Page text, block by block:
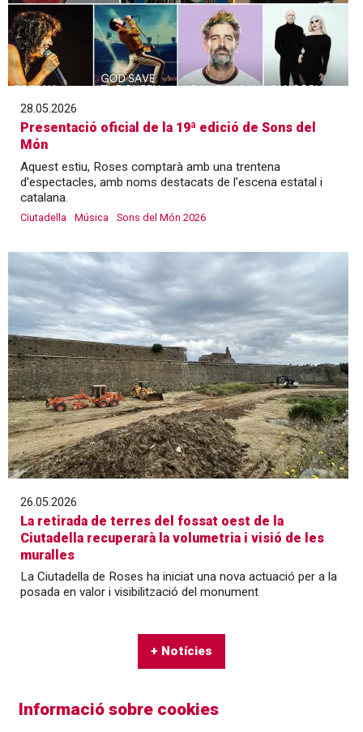
28.05.2026
Presentació oficial de la 19ª edició de Sons del
Món
Aquest estiu, Roses comptarà amb una trentena
d'espectacles, amb noms destacats de l'escena estatal i
catalana.
Ciutadella Música Sons del Món 2026
26.05.2026
La retirada de terres del fossat oest de la
Ciutadella recuperarà la volumetria i visió de les
muralles
La Ciutadella de Roses ha iniciat una nova actuació per a la
posada en valor i visibilització del monument
+ Notícies
Informació sobre cookies